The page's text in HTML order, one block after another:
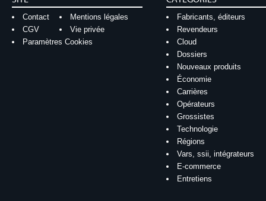
Contact
Mentions légales
CGV
Vie privée
Paramètres Cookies
Fabricants, éditeurs
Revendeurs
Cloud
Dossiers
Nouveaux produits
Économie
Carrières
Opérateurs
Grossistes
Technologie
Régions
Vars, ssii, intégrateurs
E-commerce
Entretiens